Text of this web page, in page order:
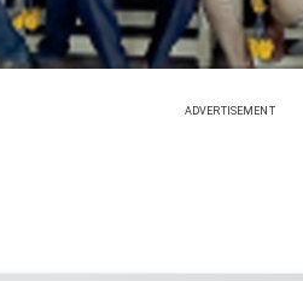
ADVERTISEMENT